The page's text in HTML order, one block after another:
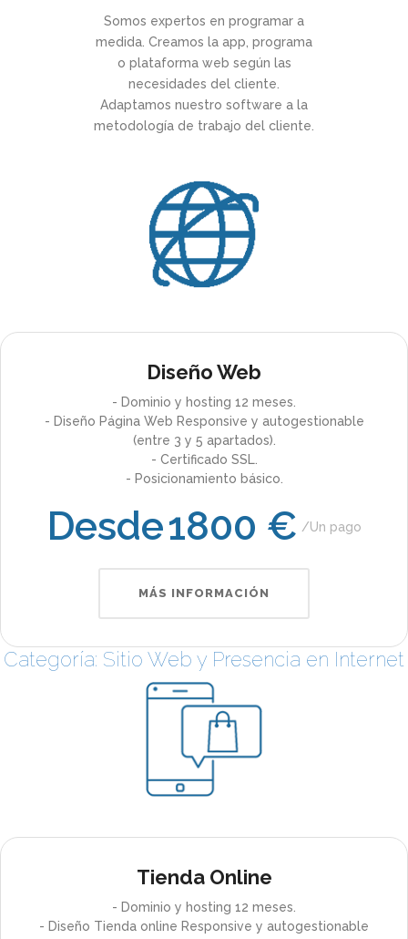
Somos expertos en programar a
medida. Creamos la app, programa
o plataforma web según las
necesidades del cliente.
Adaptamos nuestro software a la
metodología de trabajo del cliente.
Diseño Web
- Dominio y hosting 12 meses.
- Diseño Página Web Responsive y autogestionable
(entre 3 y 5 apartados).
- Certificado SSL.
- Posicionamiento básico.
Desde1800 € Un pago
MÁS INFORMACIÓN
Categoría: Sitio Web y Presencia en Internet
Tienda Online
- Dominio y hosting 12 meses.
- Diseño Tienda online Responsive y autogestionable